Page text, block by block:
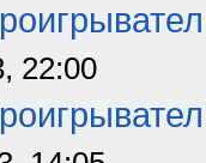
22:00